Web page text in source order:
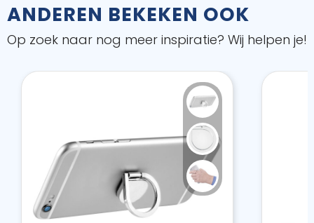
ANDEREN BEKEKEN OOK
Op zoek naar nog meer inspiratie? Wij helpen je!